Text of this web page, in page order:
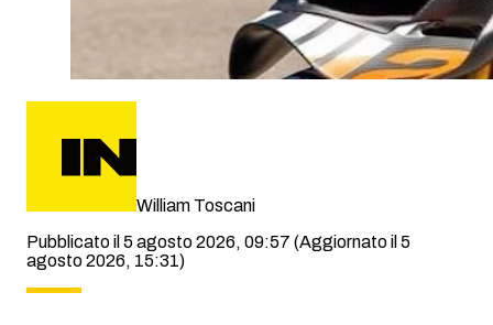
William Toscani
Pubblicato il 5 agosto 2026, 09:57 (Aggiornato il 5
agosto 2026, 15:31)